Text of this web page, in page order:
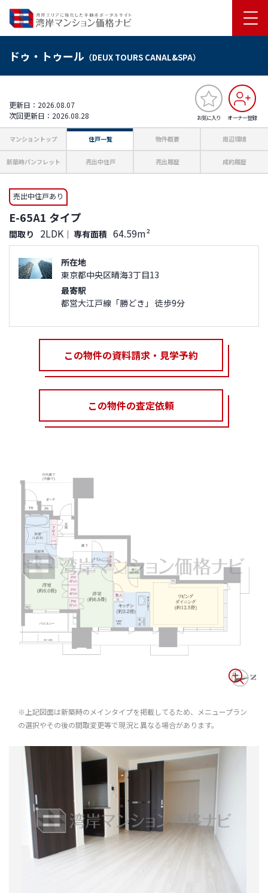
ドゥ・トゥール （DEUX TOURS CANAL&SPA）
お気に入り オーナー登録
更新日：2026.08.07
次回更新日：2026.08.28
マンショントップ 住戸一覧 物件概要 周辺環境
新築時パンフレット 売出中住戸 売出履歴 成約履歴
売出中住戸あり
E-65A1 タイプ
間取り 2LDK ｜ 専有面積 64.59m²
所在地
東京都中央区晴海3丁目13
最寄駅
都営大江戸線「勝どき」 徒歩9分
この物件の資料請求・見学予約
この物件の査定依頼
※上記図面は新築時のメインタイプを掲載してるため、メニュープラン
の選択やその後の間取変更等で現況と異なる場合があります。